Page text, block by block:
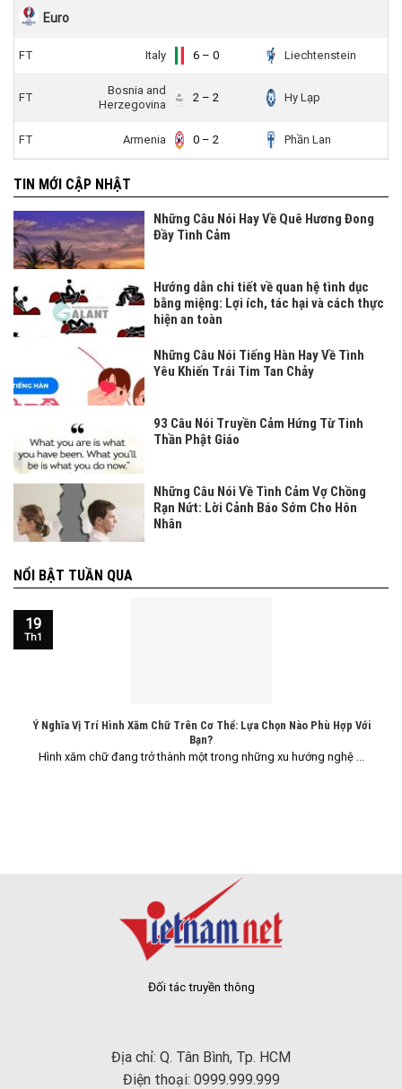
Euro
FT Italy 6 – 0 Liechtenstein
FT
Bosnia and
Herzegovina
2 – 2 Hy Lạp
FT Armenia 0 – 2 Phần Lan
TIN MỚI CẬP NHẬT
Những Câu Nói Hay Về Quê Hương Đong
Đầy Tình Cảm
Hướng dẫn chi tiết về quan hệ tình dục
bằng miệng: Lợi ích, tác hại và cách thực
hiện an toàn
Những Câu Nói Tiếng Hàn Hay Về Tình
Yêu Khiến Trái Tim Tan Chảy
93 Câu Nói Truyền Cảm Hứng Từ Tinh
Thần Phật Giáo
Những Câu Nói Về Tình Cảm Vợ Chồng
Rạn Nứt: Lời Cảnh Báo Sớm Cho Hôn
Nhân
NỔI BẬT TUẦN QUA
Ý Nghĩa Vị Trí Hình Xăm Chữ Trên Cơ Thể: Lựa Chọn Nào Phù Hợp Với
Bạn?
Hình xăm chữ đang trở thành một trong những xu hướng nghệ ...
19
Th1
Đối tác truyền thông
Địa chỉ: Q. Tân Bình, Tp. HCM
Điện thoại: 0999.999.999